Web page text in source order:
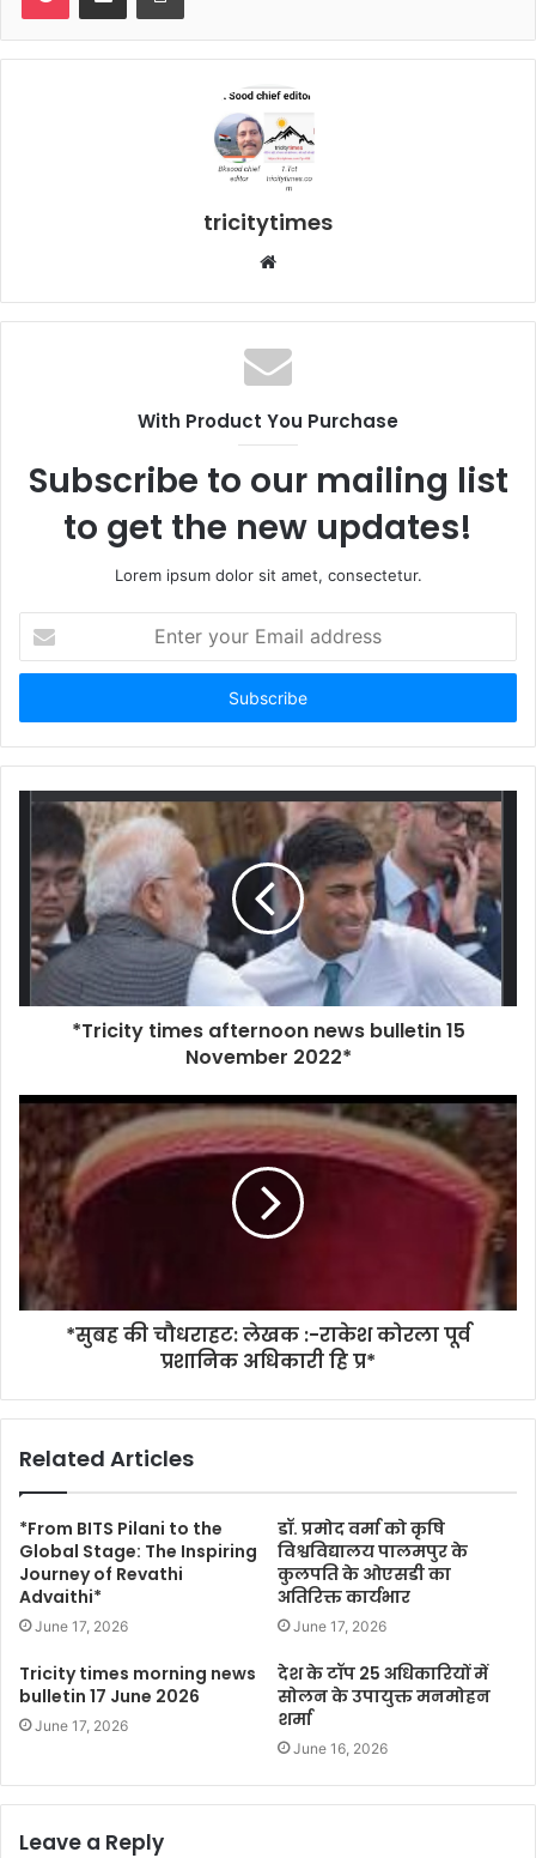
tricitytimes
Website
With Product You Purchase
Subscribe to our mailing list
to get the new updates!
Lorem ipsum dolor sit amet, consectetur.
your
Email
*Tricity times afternoon news bulletin 15
November 2022*
*सुबह की चौधराहट: लेखक :-राकेश कोरला पूर्व
प्रशानिक अधिकारी हि प्र*
Related Articles
*From BITS Pilani to the
Global Stage: The Inspiring
Journey of Revathi
Advaithi*
June 17, 2026
डॉ. प्रमोद वर्मा को कृषि
विश्वविद्यालय पालमपुर के
कुलपति के ओएसडी का
अतिरिक्त कार्यभार
June 17, 2026
Tricity times morning news
bulletin 17 June 2026
June 17, 2026
देश के टॉप 25 अधिकारियों में
सोलन के उपायुक्त मनमोहन
शर्मा
June 16, 2026
Leave a Reply